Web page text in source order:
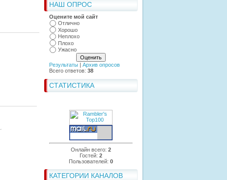
НАШ ОПРОС
Оцените мой сайт
Отлично
Хорошо
Неплохо
Плохо
Ужасно
Результаты | Архив опросов
Всего ответов: 38
СТАТИСТИКА
Онлайн всего: 2
Гостей: 2
Пользователей: 0
КАТЕГОРИИ КАНАЛОВ